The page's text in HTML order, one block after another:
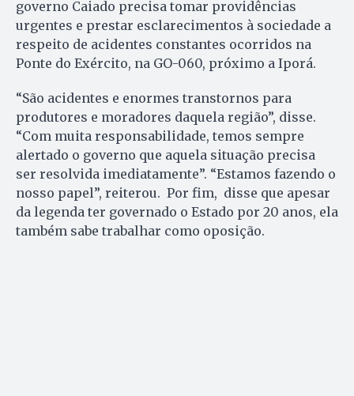
governo Caiado precisa tomar providências
urgentes e prestar esclarecimentos à sociedade a
respeito de acidentes constantes ocorridos na
Ponte do Exército, na GO-060, próximo a Iporá.
“São acidentes e enormes transtornos para
produtores e moradores daquela região”, disse.
“Com muita responsabilidade, temos sempre
alertado o governo que aquela situação precisa
ser resolvida imediatamente”. “Estamos fazendo o
nosso papel”, reiterou. Por fim, disse que apesar
da legenda ter governado o Estado por 20 anos, ela
também sabe trabalhar como oposição.